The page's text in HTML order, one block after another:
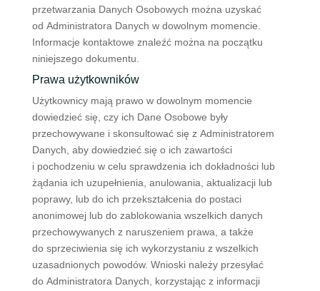
przetwarzania Danych Osobowych można uzyskać
od Administratora Danych w dowolnym momencie.
Informacje kontaktowe znaleźć można na początku
niniejszego dokumentu.
Prawa użytkowników
Użytkownicy mają prawo w dowolnym momencie
dowiedzieć się, czy ich Dane Osobowe były
przechowywane i skonsultować się z Administratorem
Danych, aby dowiedzieć się o ich zawartości
i pochodzeniu w celu sprawdzenia ich dokładności lub
żądania ich uzupełnienia, anulowania, aktualizacji lub
poprawy, lub do ich przekształcenia do postaci
anonimowej lub do zablokowania wszelkich danych
przechowywanych z naruszeniem prawa, a także
do sprzeciwienia się ich wykorzystaniu z wszelkich
uzasadnionych powodów. Wnioski należy przesyłać
do Administratora Danych, korzystając z informacji